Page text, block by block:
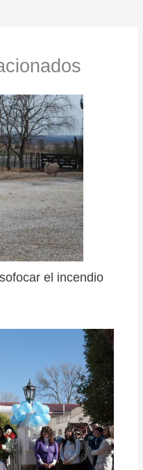
el incendio